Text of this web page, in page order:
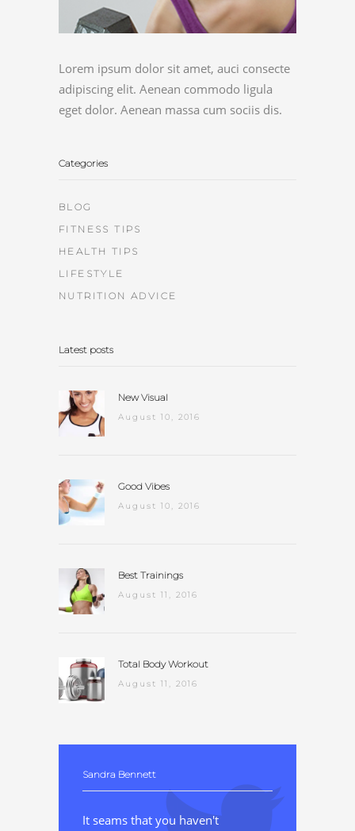
Lorem ipsum dolor sit amet, auci consecte
adipiscing elit. Aenean commodo ligula
eget dolor. Aenean massa cum sociis dis.
Categories
BLOG
FITNESS TIPS
HEALTH TIPS
LIFESTYLE
NUTRITION ADVICE
Latest posts
New Visual
August 10, 2016
Good Vibes
August 10, 2016
Best Trainings
August 11, 2016
Total Body Workout
August 11, 2016
Sandra Bennett
It seams that you haven't